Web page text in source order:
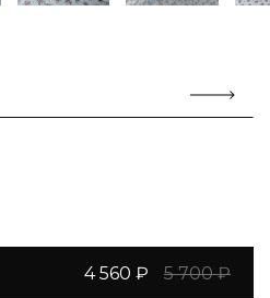
4 560 ₽ 5 700 ₽